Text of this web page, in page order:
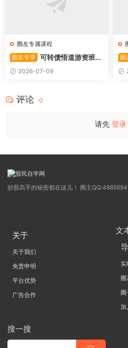
圈友专属课程
圈友专享 可转债悟道游资班出
奇系列悟道系列守正系列课程-
卓妍
2026-07-09
圈
价
评论 0
请先 登录
炒股高手的秘密都在这儿！ 圈主
关于
关于我们
免责申明
平台优势
广告合作
文
实
圈
搜一搜